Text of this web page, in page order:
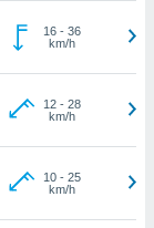
16- 36
km/h
12- 28
km/h
10- 25
km/h